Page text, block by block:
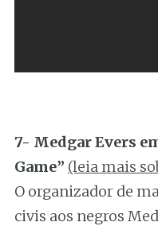
7- Medgar Evers
Game” (leia mais
O organizador de
civis aos negros